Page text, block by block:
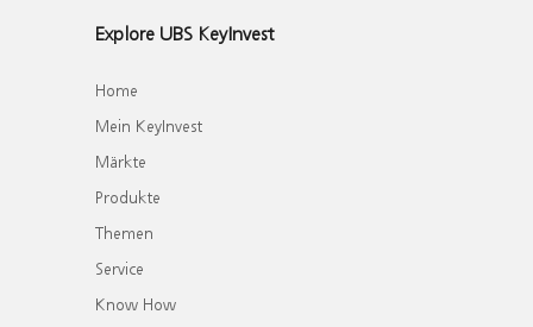
Explore UBS KeyInvest
Home
Mein KeyInvest
Märkte
Produkte
Themen
Service
Know How